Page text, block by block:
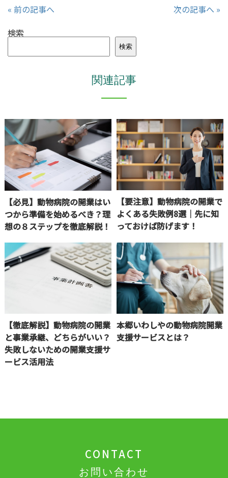
« 前の記事へ
次の記事へ »
検索
検索
関連記事
【必見】動物病院の開業はい
つから準備を始めるべき？理
想の８ステップを徹底解説！
【要注意】動物病院の開業で
よくある失敗例8選｜先に知
っておけば防げます！
【徹底解説】動物病院の開業
と事業承継、どちらがいい？
失敗しないための開業支援サ
ービス活用法
本郷いわしやの動物病院開業
支援サービスとは？
CONTACT
お問い合わせ